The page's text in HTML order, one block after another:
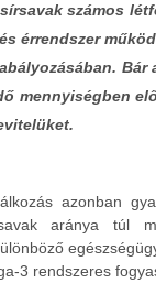
számos
érrendszer
mennyiségben
azonban
aránya túl
3 rendszeres